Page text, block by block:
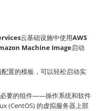
云基础设施中使用AWS
Machine Image启动
置的模板，可以轻松启动实
要的组件——操作系统和软件
(CentOS) 的虚拟服务器上部